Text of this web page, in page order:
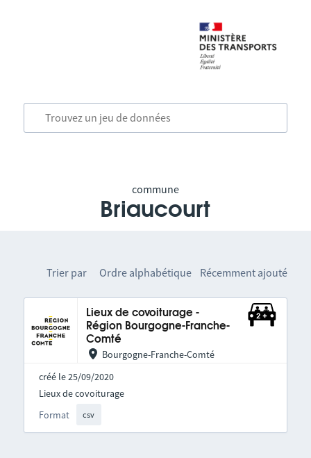
commune
Briaucourt
Trier par Ordre alphabétique Récemment ajouté
Lieux de covoiturage -
Région Bourgogne-Franche-
Comté
Bourgogne-Franche-Comté
créé le 25/09/2020
Format csv
Lieux de covoiturage